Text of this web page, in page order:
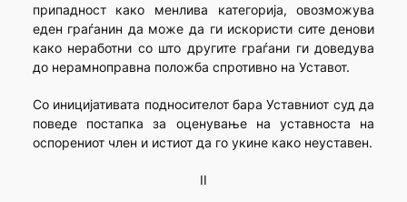
припадност како менлива категорија, овозможува
еден граѓанин да може да ги искористи сите денови
како неработни со што другите граѓани ги доведува
до нерамноправна положба спротивно на Уставот.
Со иницијативата подносителот бара Уставниот суд да
поведе постапка за оценување на уставноста на
оспорениот член и истиот да го укине како неуставен.
II